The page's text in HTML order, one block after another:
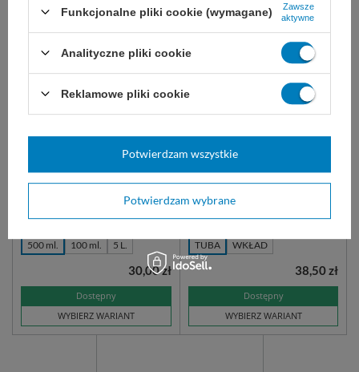
Łagodny preparat do dezynfekcji
500 ml. 100 ml. 5 L.
Dostępny
WYBIERZ WARIANT
30,00 zł
(150 szt.)
Alkoholowy preparat w postaci
dezynfekcji powierzchni metodą
przecierania
TUBA WKŁAD
Dostępny
WYBIERZ WARIANT
38,50 zł
Funkcjonalne pliki cookie (wymagane)
Zawsze
aktywne
Analityczne pliki cookie
Reklamowe pliki cookie
Potwierdzam wybrane
Potwierdzam wszystkie